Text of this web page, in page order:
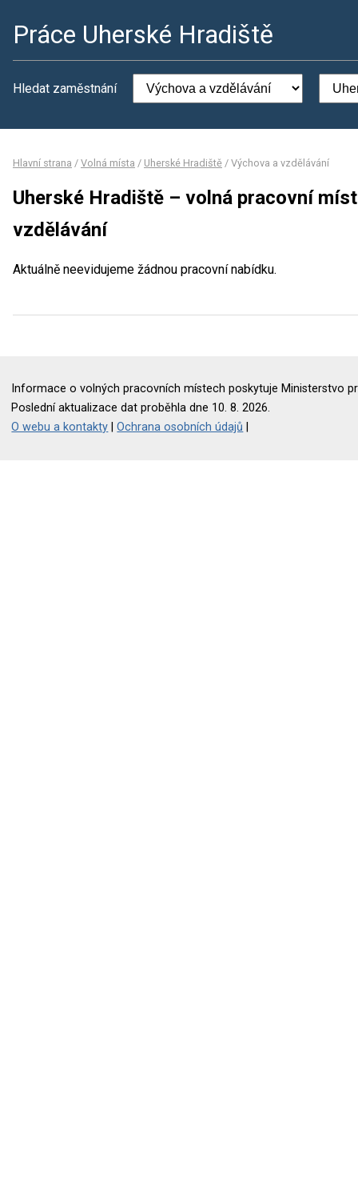
Práce Uherské Hradiště
Hledat zaměstnání
Hlavní strana / Volná místa / Uherské Hradiště / Výchova a vzdělávání
Uherské Hradiště – volná pracovní
vzdělávání
Aktuálně neevidujeme žádnou pracovní nabídku.
Informace o volných pracovních místech poskytuje Ministerstvo
Poslední aktualizace dat proběhla dne 10. 8. 2026.
O webu a kontakty |Ochrana osobních údajů